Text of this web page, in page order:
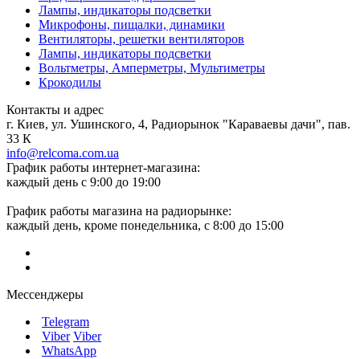
Лампы, индикаторы подсветки
Микрофоны, пищалки, динамики
Вентиляторы, решетки вентиляторов
Лампы, индикаторы подсветки
Вольтметры, Амперметры, Мультиметры
Крокодилы
Контакты и адрес
г. Киев, ул. Ушинского, 4, Радиорынок "Караваевы дачи", пав.
33 К
info@relcoma.com.ua
График работы интернет-магазина:
каждый день с 9:00 до 19:00
График работы магазина на радиорынке:
каждый день, кроме понедельника, с 8:00 до 15:00
Мессенджеры
Telegram
Viber Viber
WhatsApp